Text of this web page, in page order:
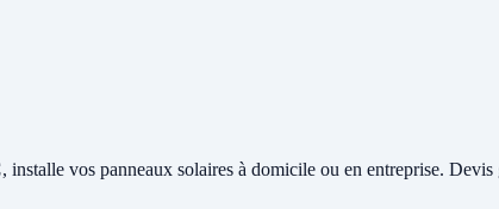
, installe vos panneaux solaires à domicile ou en entreprise.